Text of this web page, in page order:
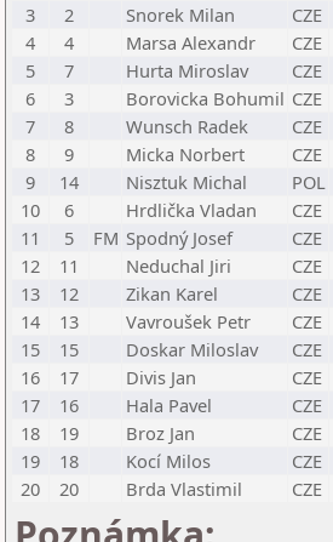
3
2 Snorek Milan CZE
4
4 Marsa Alexandr CZE
5
7 Hurta Miroslav CZE
6
3 Borovicka Bohumil CZE
7
8 Wunsch Radek CZE
8
9 Micka Norbert CZE
9
14 Nisztuk Michal POL
10
6 Hrdlička Vladan CZE
11
5 FM Spodný Josef CZE
12
11 Neduchal Jiri CZE
13
12 Zikan Karel CZE
14
13 Vavroušek Petr CZE
15
15 Doskar Miloslav CZE
16
17 Divis Jan CZE
17
16 Hala Pavel CZE
18
19 Broz Jan CZE
19
18 Kocí Milos CZE
20
20 Brda Vlastimil CZE